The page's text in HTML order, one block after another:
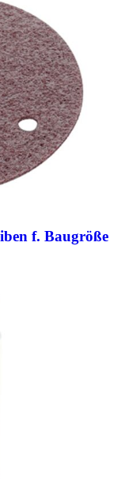
f. Baugröße